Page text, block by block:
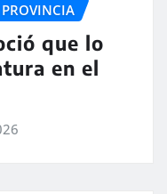
PROVINCIA
que lo
en el